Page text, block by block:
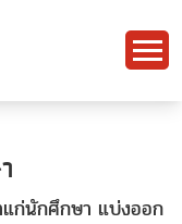
แก่นักศึกษา แบ่งออก